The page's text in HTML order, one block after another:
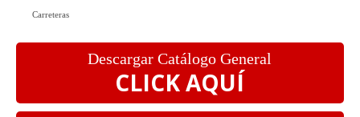
Carreteras
Descargar Catálogo General
CLICK AQUÍ